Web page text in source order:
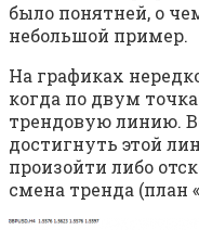
было понятней, о
небольшой пример.
На графиках
когда по двум
трендовую линию.
достигнуть этой
произойти либо
смена тренда (план